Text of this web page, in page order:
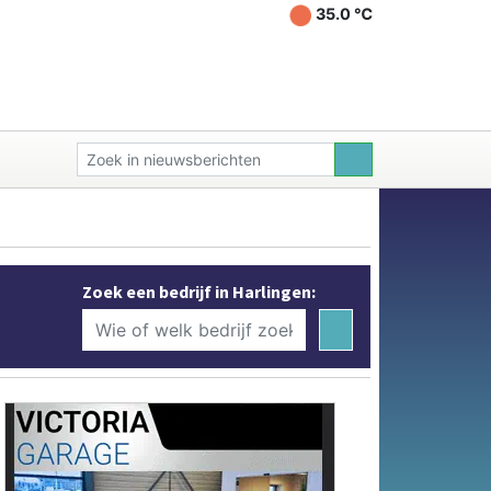
35.0 ℃
Zoek een bedrijf in Harlingen: